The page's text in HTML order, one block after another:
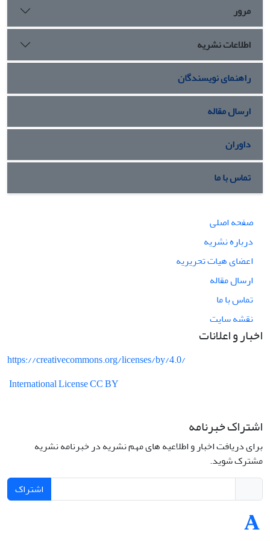
مرور
اطلاعات نشریه
راهنمای نویسندگان
ارسال مقاله
داوران
تماس با ما
صفحه اصلی
درباره نشریه
اعضای هیات تحریریه
ارسال مقاله
تماس با ما
نقشه سایت
اخبار و اعلانات
https://creativecommons.org/licenses/by/4.0/
International License CC BY
اشتراک خبرنامه
برای دریافت اخبار و اطلاعیه های مهم نشریه در خبرنامه نشریه
مشترک شوید.
اشتراک